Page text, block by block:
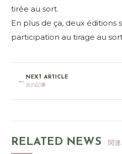
tirée au sort.
En plus de ça, deux
participation au tirage au
← NEXT ARTICLE
次の記事
RELATED NEWS 関